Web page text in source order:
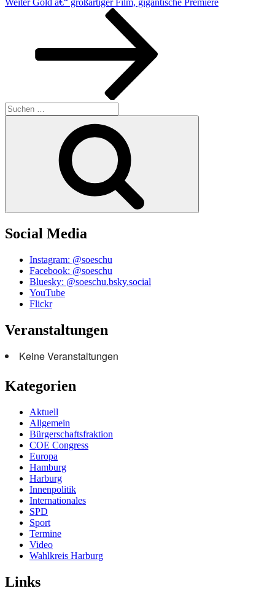
Suchen
nach:
Social Media
Instagram: @soeschu
Facebook: @soeschu
Bluesky: @soeschu.bsky.social
YouTube
Flickr
Veranstaltungen
Keine Veranstaltungen
Kategorien
Aktuell
Allgemein
Bürgerschaftsfraktion
COE Congress
Europa
Hamburg
Harburg
Innenpolitik
Internationales
SPD
Sport
Termine
Video
Wahlkreis Harburg
Links